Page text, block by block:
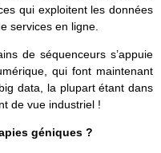
qui exploitent les données
services en ligne.
de séquenceurs s’appuie
qui font maintenant
data, la plupart étant dans
de vue industriel !
géniques ?